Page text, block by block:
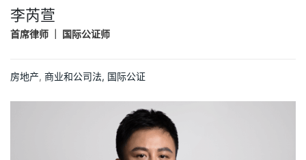
李芮萱
首席律师 ｜ 国际公证师
房地产, 商业和公司法, 国际公证